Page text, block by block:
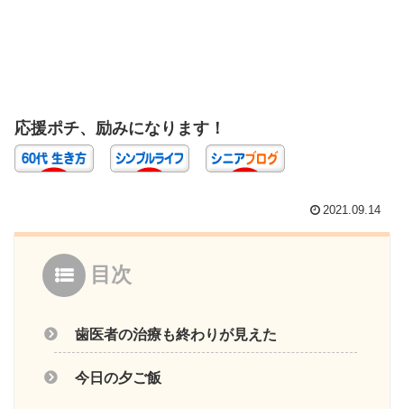
応援ポチ、励みになります！
2021.09.14
目次
歯医者の治療も終わりが見えた
今日の夕ご飯